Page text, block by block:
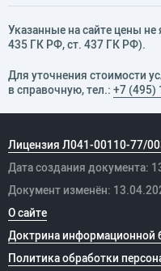
Указанные на сайте цены
435 ГК РФ, cт. 437 ГК РФ).
Для уточнения стоимости
в справочную, тел.: +7 (495)
Лицензия Л041-00110-77/
Дата создания документа:
Документ изменён:
О сайте
Доктрина информационной
Политика обработки